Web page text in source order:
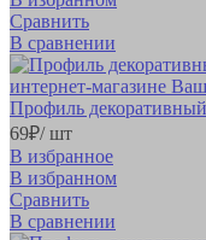
Сравнить
В сравнении
Профиль
69₽/ шт
В избранное
В избранном
Сравнить
В сравнении